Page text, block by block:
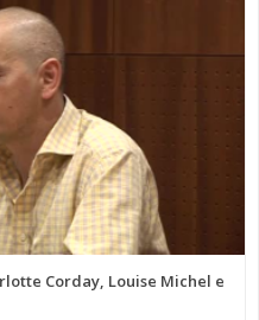
Corday, Louise Michel e